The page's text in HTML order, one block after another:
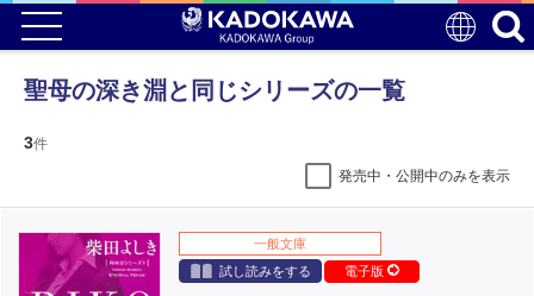
聖母の深き淵と同じシリーズの一覧
3件
発売中・公開中のみを表示
一般文庫
試し読みをする
電子版